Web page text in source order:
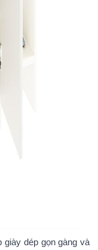
dép gọn gàng và